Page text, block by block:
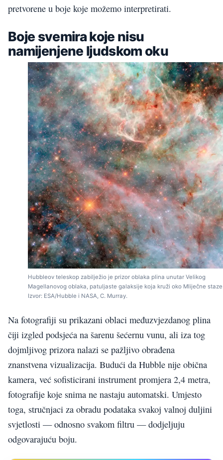
pretvorene u boje koje možemo interpretirati.
Boje svemira koje nisu
namijenjene ljudskom oku
Hubbleov teleskop zabilježio je prizor oblaka plina unutar Velikog
Magellanovog oblaka, patuljaste galaksije koja kruži oko Mliječne
Izvor: ESA/Hubble i NASA, C. Murray.
Na fotografiji su prikazani oblaci međuzvjezdanog plina
čiji izgled podsjeća na šarenu šećernu vunu, ali iza tog
dojmljivog prizora nalazi se pažljivo obrađena
znanstvena vizualizacija. Budući da Hubble nije obična
kamera, već sofisticirani instrument promjera 2,4 metra,
fotografije koje snima ne nastaju automatski. Umjesto
toga, stručnjaci za obradu podataka svakoj valnoj duljini
svjetlosti — odnosno svakom filtru — dodjeljuju
odgovarajuću boju.